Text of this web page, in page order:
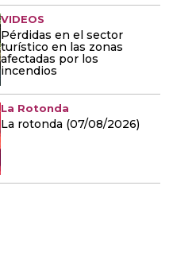
VIDEOS
Pérdidas en el sector
turístico en las zonas
afectadas por los
incendios
La Rotonda
La rotonda (07/08/2026)